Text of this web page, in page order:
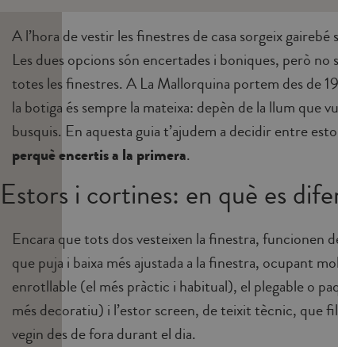
A l’hora de vestir les finestres de casa sorgeix
Les dues opcions són encertades i boniques, però no
totes les finestres. A La Mallorquina portem des de
la botiga és sempre la mateixa: depèn de la llum que
busquis. En aquesta guia t’ajudem a decidir entre
perquè encertis a la primera.
Estors i cortines: en què es
Encara que tots dos vesteixen la finestra, funcionen
que puja i baixa més ajustada a la finestra, ocupant
enrotllable (el més pràctic i habitual), el plegable o
més decoratiu) i l’estor screen, de teixit tècnic, que
vegin des de fora durant el dia.